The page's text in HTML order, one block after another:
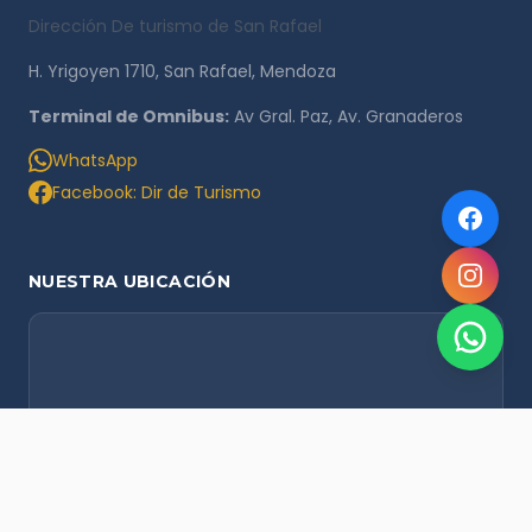
Dirección De turismo de San Rafael
H. Yrigoyen 1710, San Rafael, Mendoza
Terminal de Omnibus: Av Gral. Paz, Av. Granaderos
WhatsApp
Facebook: Dir de Turismo
NUESTRA UBICACIÓN